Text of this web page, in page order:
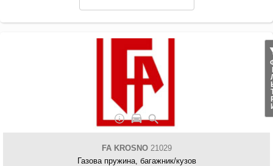
FA KROSNO21029
Газова пружина, багажник/кузов